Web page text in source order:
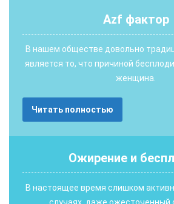
Аzf фактор
В нашем обществе довольно
является то, что причиной
женщина.
Читать полностью
Ожирение и
В настоящее время слишком
случаях, даже ожесточенный